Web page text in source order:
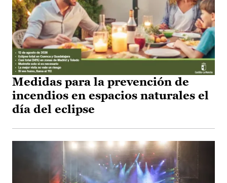
Medidas para la prevención de
incendios en espacios naturales el
día del eclipse